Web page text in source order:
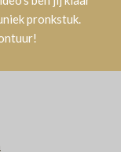
pronkstuk.